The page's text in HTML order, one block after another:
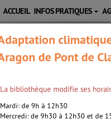
ACCUEIL INFOS PRATIQUES
de Pont de
La bibliothèque modifie ses
Mardi: de 9h à 12h30
Mercredi: de 9h30 à 12h30 et de